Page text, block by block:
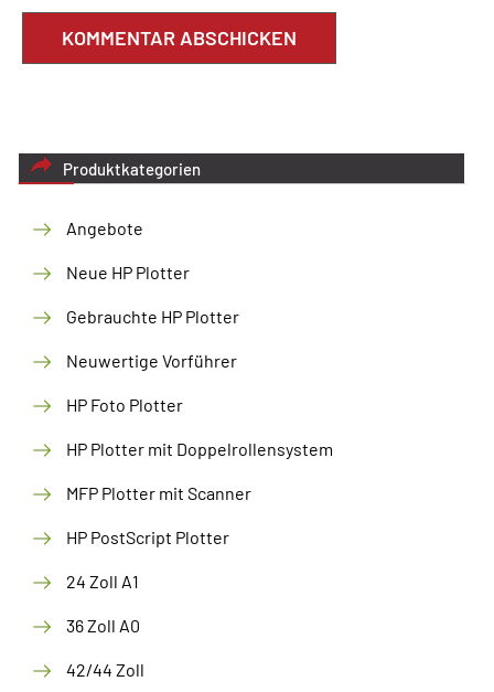
Produktkategorien
Angebote
Neue HP Plotter
Gebrauchte HP Plotter
Neuwertige Vorführer
HP Foto Plotter
HP Plotter mit Doppelrollensystem
MFP Plotter mit Scanner
HP PostScript Plotter
24 Zoll A1
36 Zoll A0
42/44 Zoll